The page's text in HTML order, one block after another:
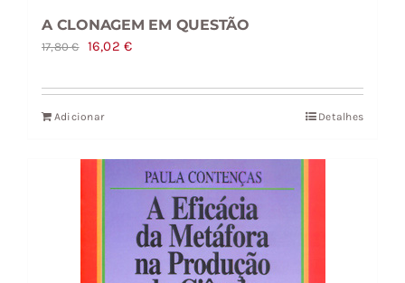
A CLONAGEM EM QUESTÃO
17,80€
O
original
era:
16,02€O
atual
Adicionar Detalhes